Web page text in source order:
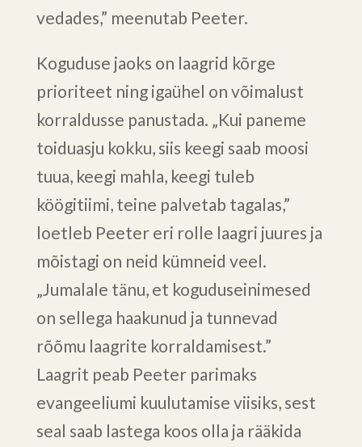
vedades,” meenutab Peeter.
Koguduse jaoks on laagrid kõrge
prioriteet ning igaühel on võimalust
korraldusse panustada. „Kui paneme
toiduasju kokku, siis keegi saab moosi
tuua, keegi mahla, keegi tuleb
köögitiimi, teine palvetab tagalas,”
loetleb Peeter eri rolle laagri juures ja
mõistagi on neid kümneid veel.
„Jumalale tänu, et koguduseinimesed
on sellega haakunud ja tunnevad
rõõmu laagrite korraldamisest.”
Laagrit peab Peeter parimaks
evangeeliumi kuulutamise viisiks, sest
seal saab lastega koos olla ja rääkida